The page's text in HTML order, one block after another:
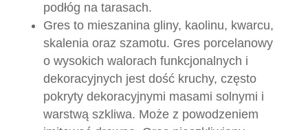
podłóg na tarasach.
Gres to mieszanina gliny, kaolinu, kwarcu,
skalenia oraz szamotu. Gres porcelanowy
o wysokich walorach funkcjonalnych i
dekoracyjnych jest dość kruchy, często
pokryty dekoracyjnymi masami solnymi i
warstwą szkliwa. Może z powodzeniem